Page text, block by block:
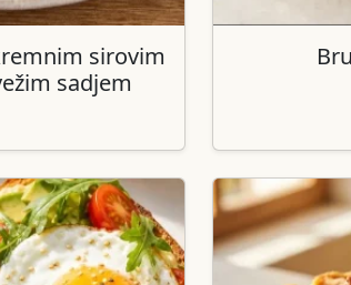
sirovim
sadjem